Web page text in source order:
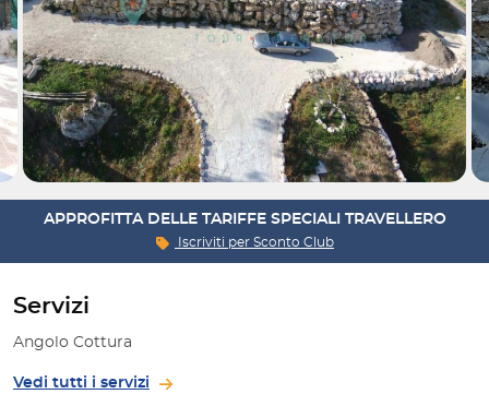
APPROFITTA DELLE TARIFFE SPECIALI TRAVELLERO
Iscriviti per Sconto Club
Servizi
Angolo Cottura
Vedi tutti i servizi